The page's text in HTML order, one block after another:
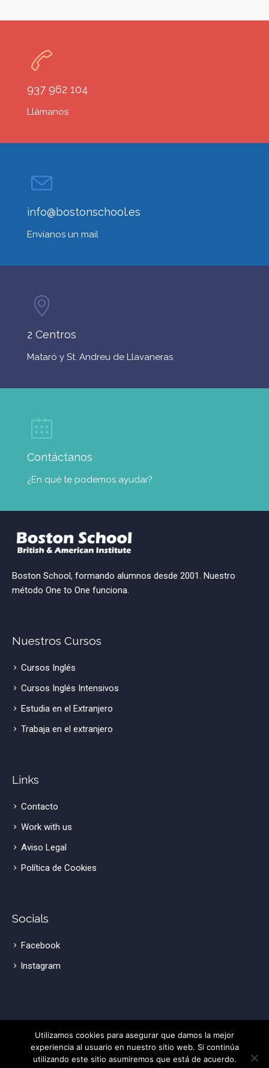
937 962 104
Llámanos
info@bostonschool.es
Envíanos un mail
2 Centros
Mataró y St. Andreu de Llavaneras
Contáctanos
¿En qué te podemos ayudar?
Boston School, formando alumnos desde 2001. Nuestro
método One to One funciona.
Nuestros Cursos
Cursos Inglés
Cursos Inglés Intensivos
Estudia en el Extranjero
Trabaja en el extranjero
Links
Contacto
Work with us
Aviso Legal
Política de Cookies
Socials
Facebook
lnstagram
Powered byWIPInternet
Utilizamos cookies para asegurar que damos la mejor
experiencia al usuario en nuestro sitio web. Si continúa
utilizando este sitio asumiremos que está de acuerdo.
Contáctanos